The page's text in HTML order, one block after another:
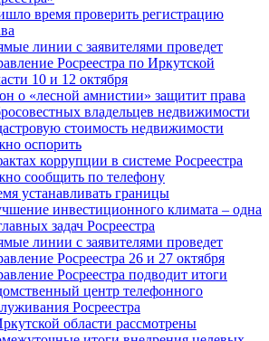
время проверить регистрацию
линии с заявителями проведет
Росреестра по Иркутской
10 и 12 октября
о «лесной амнистии» защитит права
владельцев недвижимости
стоимость недвижимости
оспорить
коррупции в системе Росреестра
сообщить по телефону
устанавливать границы
инвестиционного климата – одна
задач Росреестра
линии с заявителями проведет
Росреестра 26 и 27 октября
Росреестра подводит итоги
центр телефонного
Росреестра
области рассмотрены